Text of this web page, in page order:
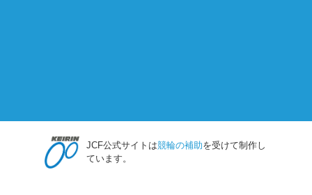
JCF公式サイトは競輪の補助を受けて制作し
ています。